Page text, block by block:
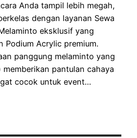
Anda tampil lebih megah,
dengan layanan Sewa
eksklusif yang
Podium Acrylic premium.
panggung melaminto yang
pantulan cahaya
cocok untuk event…